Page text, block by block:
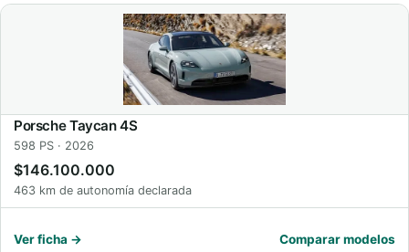
Porsche Taycan 4S
598 PS · 2026
$146.100.000
463 km de autonomía declarada
Ver ficha → Comparar modelos